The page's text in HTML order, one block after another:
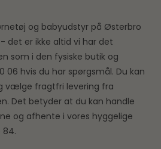
og babyudstyr på Østerbro
det er ikke altid vi har det
som i den fysiske butik og
06 hvis du har spørgsmål. Du kan
vælge fragtfri levering fra
Det betyder at du kan handle
og afhente i vores hyggelige
84.